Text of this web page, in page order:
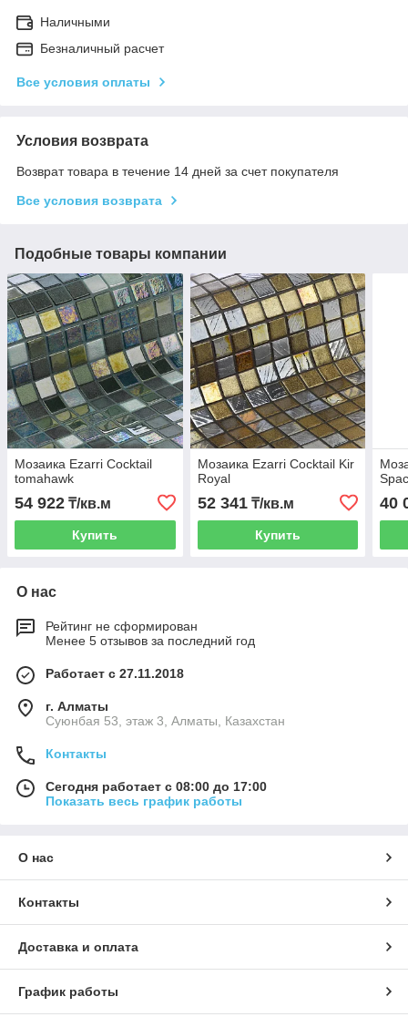
Наличными
Безналичный расчет
Все условия оплаты
Условия возврата
Возврат товара в течение 14 дней за счет покупателя
Все условия возврата
Подобные товары компании
Мозаика Ezarri Cocktail
tomahawk
54 922 ₸/кв.м
Купить
Мозаика Ezarri Cocktail Kir
Royal
52 341₸/кв.м
Купить
40
О нас
Рейтинг не сформирован
Менее 5 отзывов за последний год
Работает с 27.11.2018
г. Алматы
Суюнбая 53, этаж 3, Алматы, Казахстан
Контакты
Сегодня работает с 08:00 до 17:00
Показать весь график работы
О нас
Контакты
Доставка и оплата
График работы